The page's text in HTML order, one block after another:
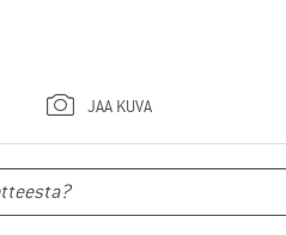
JAA KUVA